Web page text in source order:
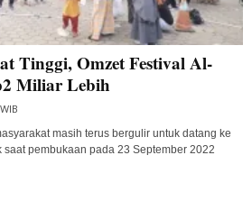
Tinggi, Omzet Festival Al-
Miliar Lebih
masih terus bergulir untuk datang ke
saat pembukaan pada 23 September 2022